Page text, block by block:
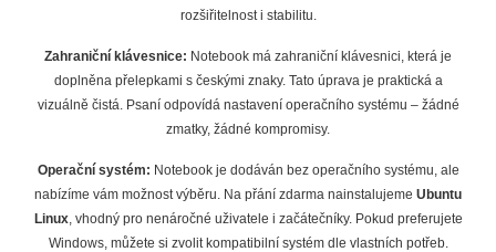
rozšiřitelnost i stabilitu.
Zahraniční klávesnice: Notebook má zahraniční klávesnici, která je
doplněna přelepkami s českými znaky. Tato úprava je praktická a
vizuálně čistá. Psaní odpovídá nastavení operačního systému – žádné
zmatky, žádné kompromisy.
Operační systém: Notebook je dodáván bez operačního systému, ale
nabízíme vám možnost výběru. Na přání zdarma nainstalujeme Ubuntu
Linux, vhodný pro nenáročné uživatele i začátečníky. Pokud preferujete
Windows, můžete si zvolit kompatibilní systém dle vlastních potřeb.